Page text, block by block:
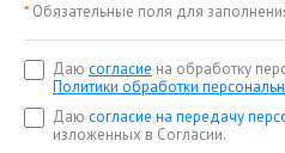
* Обязательные поля для
Даю согласие на обработку
Политики обработки
Даю согласие на передачу
изложенных в Согласии.